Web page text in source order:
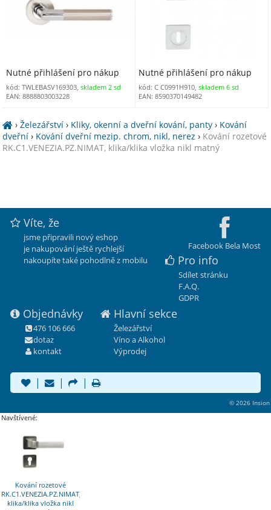
Nutné přihlášení pro nákup
kód: TWLEBASV169303, skladem 2 sd
EAN: 8888803003228
Nutné přihlášení pro nákup
kód: C C0991H910,skladem 6 sd
EAN: 8590370149482
›Železářství › Kliky, okenní a dveřní kování, panty › Kování
dveřní › Kování dveřní mezip. chrom, nikl, nerez › Kování rozetové
RK.C1.VENEZIA.PZ.NIMAT, klika/klika vložka nikl matný
Facebook Bela Most
Víte, že
jsme připravili nový eshop
je nakupování ještě rychlejší
nakoupíte také pohodlně z mobilu
Pro info
Sdílet stránku
F.A.Q.
GDPR
Objednávky
476 106 666
dotaz
kontakt
Hlavní sekce
Železářství
Víno a Alkohol
Výprodej
| | |
© 2026 Insion
Navštívené:
Kování rozetové
RK.C1.VENEZIA.PZ.NIMAT,
klika/klika vložka nikl